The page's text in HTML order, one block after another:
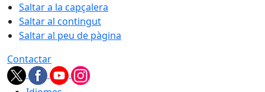
Saltar a la capçalera
Saltar al contingut
Saltar al peu de pàgina
Contactar